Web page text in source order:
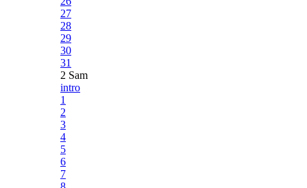
27
28
29
30
31
2 Sam
intro
1
2
3
4
5
6
7